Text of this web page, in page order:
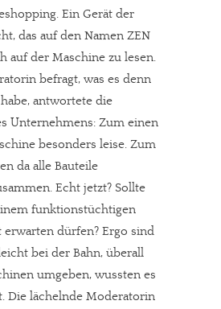
Ein Gerät der
das auf den Namen ZEN
auf der Maschine zu lesen.
befragt, was es denn
antwortete die
Unternehmens: Zum einen
besonders leise. Zum
da alle Bauteile
Echt jetzt? Sollte
funktionstüchtigen
erwarten dürfen? Ergo sind
bei der Bahn, überall
umgeben, wussten es
Die lächelnde Moderatorin